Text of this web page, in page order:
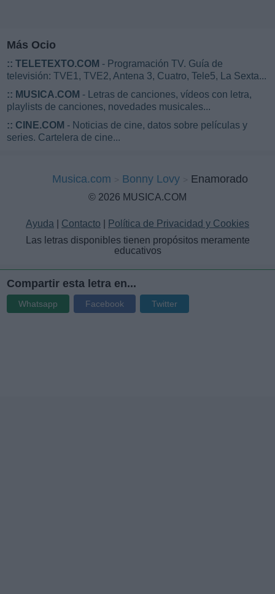
Más Ocio
:: TELETEXTO.COM - Programación TV. Guía de
televisión: TVE1, TVE2, Antena 3, Cuatro, Tele5, La Sexta...
:: MUSICA.COM - Letras de canciones, vídeos con letra,
playlists de canciones, novedades musicales...
:: CINE.COM - Noticias de cine, datos sobre películas y
series. Cartelera de cine...
Musica.com Bonny Lovy Enamorado
© 2026 MUSICA.COM
Ayuda Contacto
Política de Privacidad y Cookies
Las letras disponibles tienen propósitos meramente
educativos
Compartir esta letra en...
Whatsapp Facebook Twitter